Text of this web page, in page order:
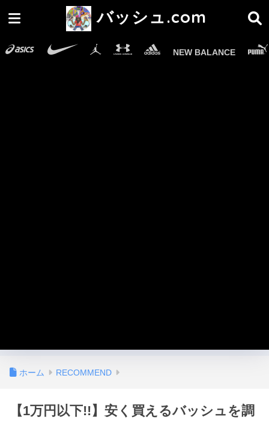
バッシュ.com
NEW BALANCE
ホーム RECOMMEND
【1万円以下!!】安く買えるバッシュを調